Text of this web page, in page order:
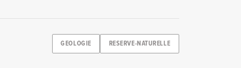
GEOLOGIE RESERVE-NATURELLE